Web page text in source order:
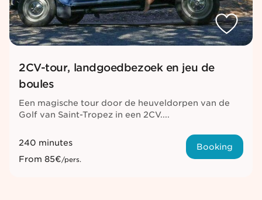
2CV-tour, landgoedbezoek en jeu de
boules
Een magische tour door de heuveldorpen van de
Golf van Saint-Tropez in een 2CV....
240 minutes
From 85€/pers.
Booking